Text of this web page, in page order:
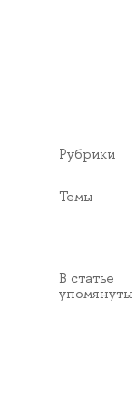
Рубрики
Темы
В статье
упомянуты